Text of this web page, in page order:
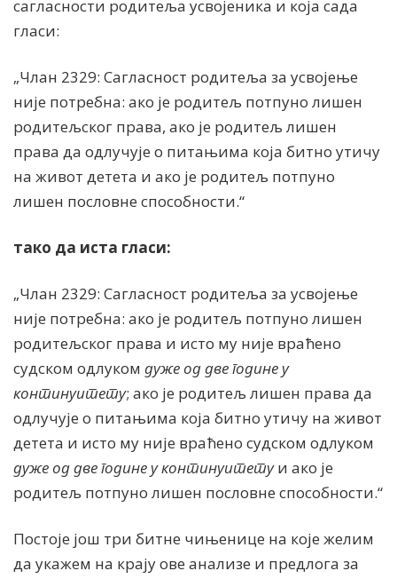
сагласности родитеља усвојеника и која сада
гласи:
„Члан 2329: Сагласност родитеља за усвоjење
ниjе потребна: ако jе родитељ потпуно лишен
родитељског права, ако jе родитељ лишен
права да одлучуjе о питањима коjа битно утичу
на живот детета и ако jе родитељ потпуно
лишен пословне способности.“
тако да иста гласи:
„Члан 2329: Сагласност родитеља за усвоjење
ниjе потребна: ако jе родитељ потпуно лишен
родитељског права и исто му није враћено
судском одлуком дуже од две године у
континуитету; ако jе родитељ лишен права да
одлучуjе о питањима коjа битно утичу на живот
детета и исто му није враћено судском одлуком
дуже од две године у континуитетуи ако jе
родитељ потпуно лишен пословне способности.“
Постоје још три битне чињенице на које желим
да укажем на крају ове анализе и предлога за